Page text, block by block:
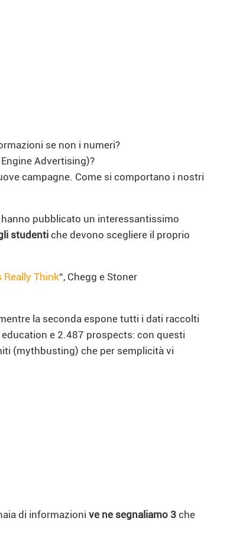
se non i numeri?
Advertising)?
campagne. Come si comportano i nostri
hanno pubblicato un interessantissimo
studenti che devono scegliere il proprio
Really Think“, Chegg e Stoner
la seconda espone tutti i dati raccolti
e 2.487 prospects: con questi
(mythbusting) che per semplicità vi
di informazioni ve ne segnaliamo 3 che